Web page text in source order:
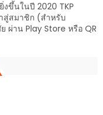
งขึ้นในปี 2020 TKP
สู่สมาชิก (สำหรับ
ผ่าน Play Store หรือ QR